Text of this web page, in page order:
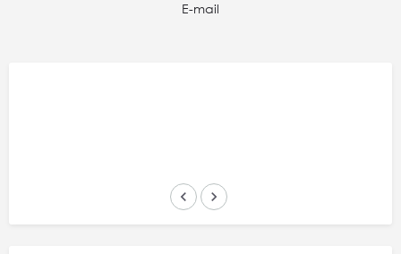
E-mail
keyboard_arrow_left keyboard_arrow_right